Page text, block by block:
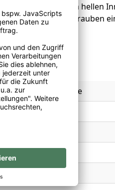
dem Saft aus dem hellen
Pinot Noir Trauben
Crancot - France